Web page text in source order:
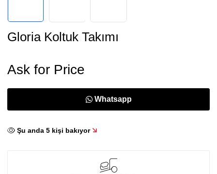
Gloria Koltuk Takımı
Ask for Price
Whatsapp
Şu anda 5 kişi bakıyor